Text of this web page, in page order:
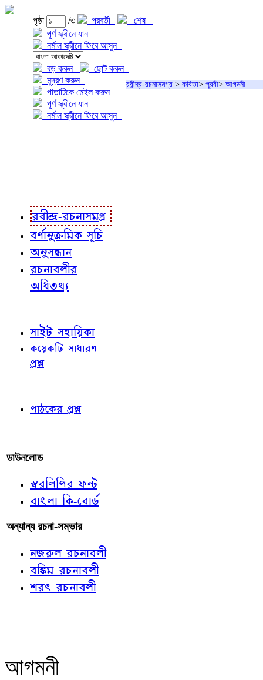
পৃষ্ঠা /৩ পরবর্তী
শেষ
পূর্ণ স্ক্রীনে যান
নর্মাল স্ক্রীনে ফিরে আসুন
বড় করুন
ছোট করুন
মুদ্রণ করুন
পাতাটিকে মেইল করুন
পূর্ণ স্ক্রীনে যান
নর্মাল স্ক্রীনে ফিরে আসুন
রবীন্দ্র-রচনাসমগ্র > কবিতা> পূরবী> আগমনী
রবীন্দ্র-রচনাসমগ্র
বর্ণানুক্রমিক সূচি
অনুসন্ধান
রচনাবলীর
অধিতথ্য
সাইট সহায়িকা
কয়েকটি সাধারণ
প্রশ্ন
পাঠকের প্রশ্ন
ডাউনলোড
স্বরলিপির ফন্ট
বাংলা কি-বোর্ড
অন্যান্য রচনা-সম্ভার
নজরুল রচনাবলী
বঙ্কিম রচনাবলী
শরৎ রচনাবলী
আগমনী